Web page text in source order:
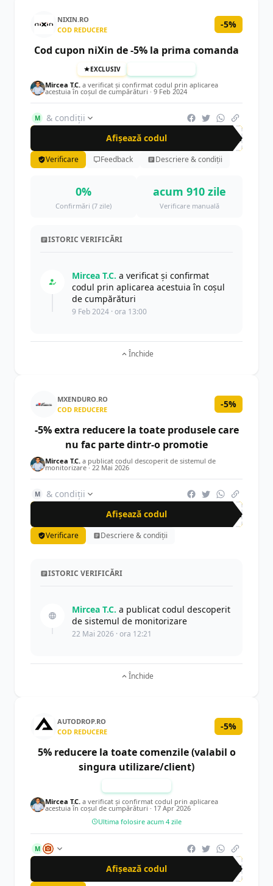
NIXIN.RO
COD REDUCERE
-5%
Cod cupon niXin de -5% la prima comanda
EXCLUSIV
Mircea T.C. a verificat și confirmat codul prin aplicarea
acestuia în coșul de cumpărături · 9 Feb 2024
M
& condiții
Afișează codul
cup
Verificare Feedback Descriere & condiții
0%
Confirmări (7 zile)
acum 910 zile
Verificare manuală
ISTORIC VERIFICĂRI
Mircea T.C. a verificat și confirmat
codul prin aplicarea acestuia în coșul
de cumpărături
9 Feb 2024 · ora 13:00
Închide
MXENDURO.RO
COD REDUCERE
-5%
-5% extra reducere la toate produsele care
nu fac parte dintr-o promotie
Mircea T.C. a publicat codul descoperit de sistemul de
monitorizare · 22 Mai 2026
M
& condiții
Afișează codul
cra
Verificare Descriere & condiții
ISTORIC VERIFICĂRI
Mircea T.C. a publicat codul descoperit
de sistemul de monitorizare
22 Mai 2026 · ora 12:21
Închide
AUTODROP.RO
COD REDUCERE
-5%
5% reducere la toate comenzile (valabil o
singura utilizare/client)
Mircea T.C. a verificat și confirmat codul prin aplicarea
acestuia în coșul de cumpărături · 17 Apr 2026
Ultima folosire acum 4 zile
M
Afișează codul CAD